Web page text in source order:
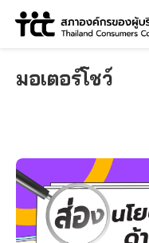
Skip
มอเตอร์โชว์